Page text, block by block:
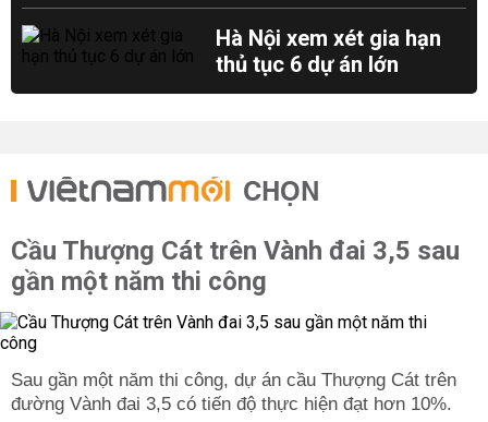
Hà Nội xem xét gia hạn
thủ tục 6 dự án lớn
CHỌN
Cầu Thượng Cát trên Vành đai 3,5 sau
gần một năm thi công
Sau gần một năm thi công, dự án cầu Thượng Cát trên
đường Vành đai 3,5 có tiến độ thực hiện đạt hơn 10%.